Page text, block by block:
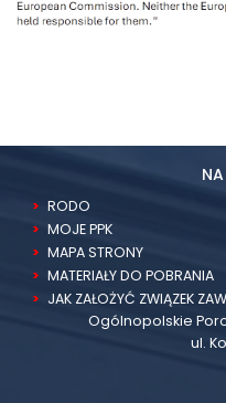
RODO
MOJE PPK
MAPA STRONY
MATERIAŁY DO POBRANIA
JAK ZAŁOŻYĆ ZWIĄZEK
Ogólnopolskie
ul.